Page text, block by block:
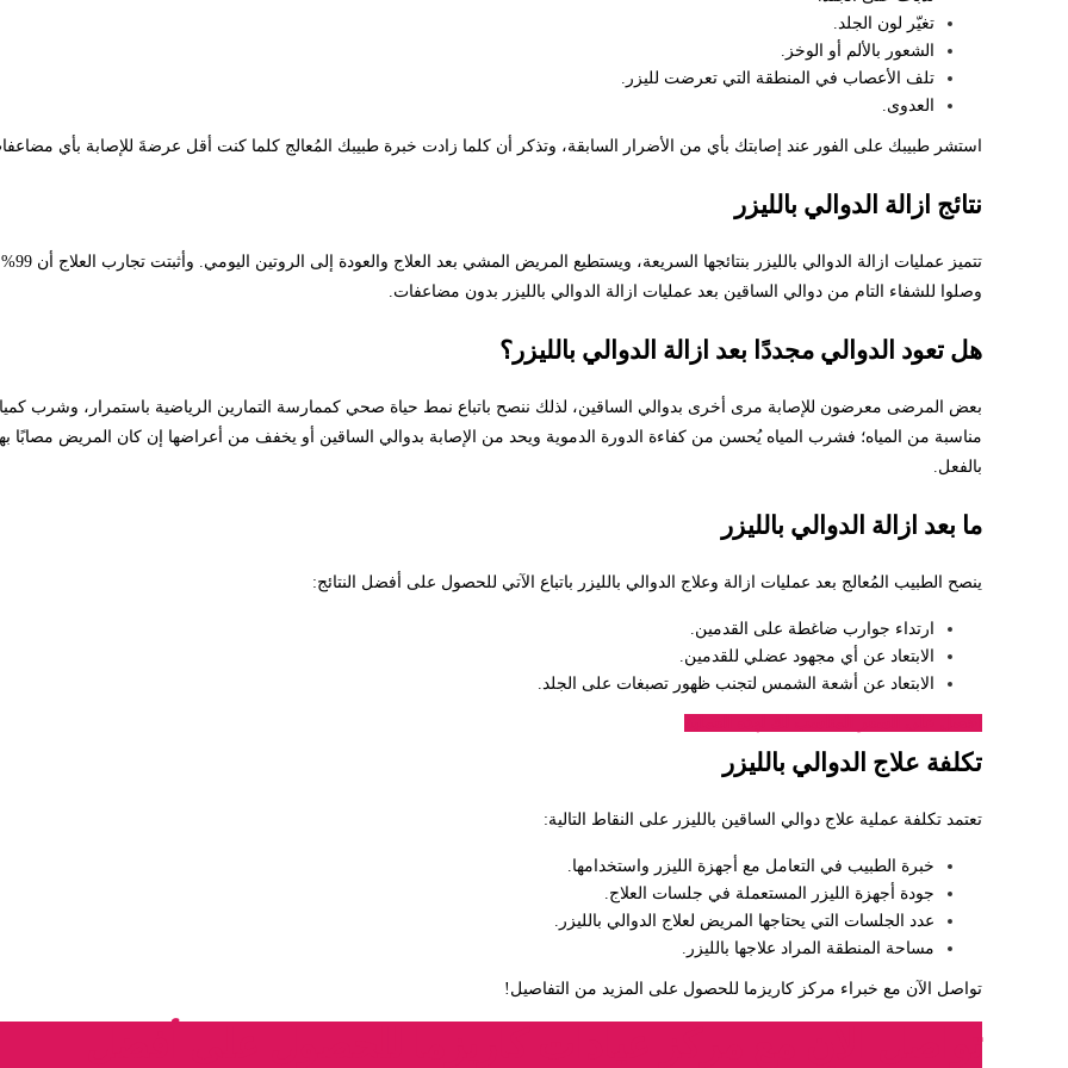
تغيّر لون الجلد.
الشعور بالألم أو الوخز.
تلف الأعصاب في المنطقة التي تعرضت لليزر.
العدوى.
استشر طبيبك على الفور عند إصابتك بأي من الأضرار السابقة، وتذكر أن كلما زادت خبرة طبيبك المُعالج كلما كنت أقل عرضةَ للإصابة بأي
نتائج ازالة الدوالي بالليزر
تتميز عمليات ازالة الدوالي بالليزر بنتائجها السريعة، ويستطيع المريض المشي بعد العلاج والعودة إلى الروتين اليومي. وأثبتت تجارب العلاج أن 99%
وصلوا للشفاء التام من دوالي الساقين بعد عمليات ازالة الدوالي بالليزر بدون مضاعفات.
هل تعود الدوالي مجددًا بعد ازالة الدوالي بالليزر؟
بعض المرضى معرضون للإصابة مرى أخرى بدوالي الساقين، لذلك ننصح باتباع نمط حياة صحي كممارسة التمارين الرياضية باستمرار، وشرب
مناسبة من المياه؛ فشرب المياه يُحسن من كفاءة الدورة الدموية ويحد من الإصابة بدوالي الساقين أو يخفف من أعراضها إن كان المريض مصابًا
بالفعل.
ما بعد ازالة الدوالي بالليزر
ينصح الطبيب المُعالج بعد عمليات ازالة وعلاج الدوالي بالليزر باتباع الآتي للحصول على أفضل النتائج:
ارتداء جوارب ضاغطة على القدمين.
الابتعاد عن أي مجهود عضلي للقدمين.
الابتعاد عن أشعة الشمس لتجنب ظهور تصبغات على الجلد.
تكلفة علاج الدوالي بالليزر
تعتمد تكلفة عملية علاج دوالي الساقين بالليزر على النقاط التالية:
خبرة الطبيب في التعامل مع أجهزة الليزر واستخدامها.
جودة أجهزة الليزر المستعملة في جلسات العلاج.
عدد الجلسات التي يحتاجها المريض لعلاج الدوالي بالليزر.
مساحة المنطقة المراد علاجها بالليزر.
تواصل الآن مع خبراء مركز كاريزما للحصول على المزيد من التفاصيل!